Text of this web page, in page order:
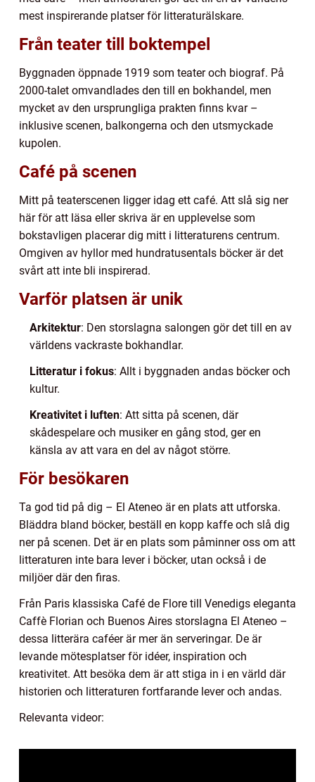
mest inspirerande platser för litteraturälskare.
Från teater till boktempel
Byggnaden öppnade 1919 som teater och biograf. På
2000-talet omvandlades den till en bokhandel, men
mycket av den ursprungliga prakten finns kvar –
inklusive scenen, balkongerna och den utsmyckade
kupolen.
Café på scenen
Mitt på teaterscenen ligger idag ett café. Att slå sig ner
här för att läsa eller skriva är en upplevelse som
bokstavligen placerar dig mitt i litteraturens centrum.
Omgiven av hyllor med hundratusentals böcker är det
svårt att inte bli inspirerad.
Varför platsen är unik
Arkitektur: Den storslagna salongen gör det till en av
världens vackraste bokhandlar.
Litteratur i fokus: Allt i byggnaden andas böcker och
kultur.
Kreativitet i luften: Att sitta på scenen, där
skådespelare och musiker en gång stod, ger en
känsla av att vara en del av något större.
För besökaren
Ta god tid på dig – El Ateneo är en plats att utforska.
Bläddra bland böcker, beställ en kopp kaffe och slå dig
ner på scenen. Det är en plats som påminner oss om att
litteraturen inte bara lever i böcker, utan också i de
miljöer där den firas.
Från Paris klassiska Café de Flore till Venedigs eleganta
Caffè Florian och Buenos Aires storslagna El Ateneo –
dessa litterära caféer är mer än serveringar. De är
levande mötesplatser för idéer, inspiration och
kreativitet. Att besöka dem är att stiga in i en värld där
historien och litteraturen fortfarande lever och andas.
Relevanta videor: